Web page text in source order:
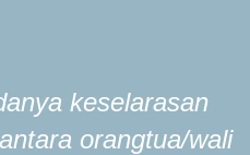
keselarasan
orangtua/wali